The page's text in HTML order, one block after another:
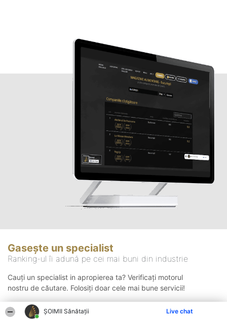
ŞOIMII Sănătații Live chat
Gasește un specialist
Ranking-ul îi adună pe cei mai buni din industrie
Cauți un specialist in apropierea ta? Verificați motorul
nostru de căutare. Folosiți doar cele mai bune servicii!